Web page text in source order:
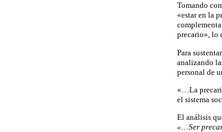
Tomando
«estar en la
precario», lo
Para
analizando
personal de
«…La
el sistema
El análisis
«…Ser